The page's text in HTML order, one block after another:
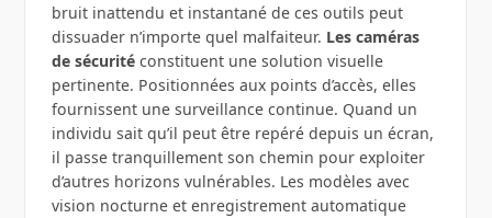
bruit inattendu et instantané de ces outils peut
dissuader n’importe quel malfaiteur. Les caméras
de sécurité constituent une solution visuelle
pertinente. Positionnées aux points d’accès, elles
fournissent une surveillance continue. Quand un
individu sait qu’il peut être repéré depuis un écran,
il passe tranquillement son chemin pour exploiter
d’autres horizons vulnérables. Les modèles avec
vision nocturne et enregistrement automatique